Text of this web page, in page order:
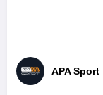
APA Sport